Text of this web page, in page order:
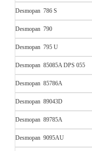
Desmopan 786 S
Desmopan 790
Desmopan 795 U
Desmopan 85085A DPS 055
Desmopan 85786A
Desmopan 89043D
Desmopan 89785A
Desmopan 9095AU